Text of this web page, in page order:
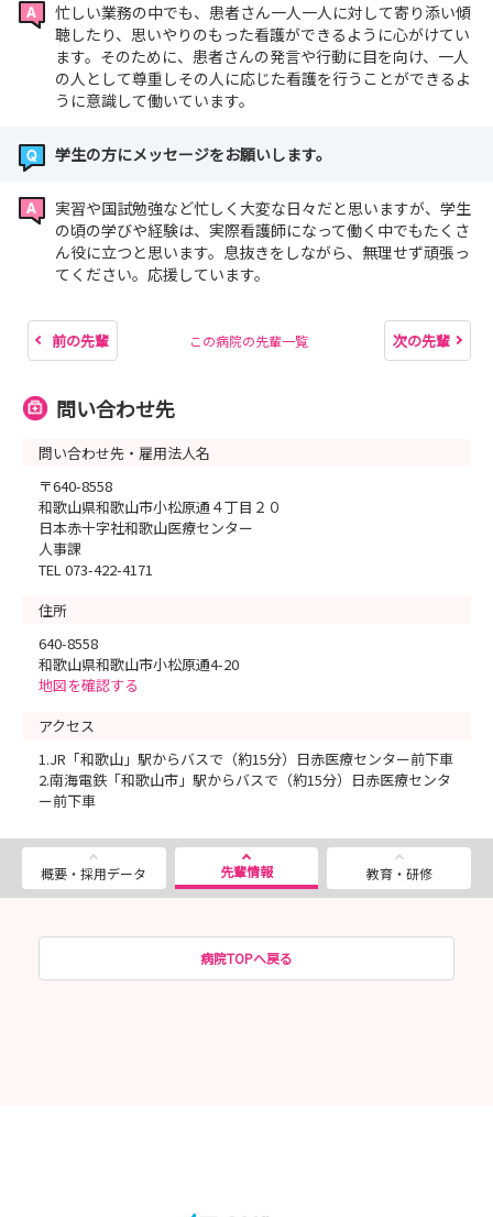
忙しい業務の中でも、患者さん一人一人に対して寄り添い傾
聴したり、思いやりのもった看護ができるように心がけてい
ます。そのために、患者さんの発言や行動に目を向け、一人
の人として尊重しその人に応じた看護を行うことができるよ
うに意識して働いています。
学生の方にメッセージをお願いします。
実習や国試勉強など忙しく大変な日々だと思いますが、学生
の頃の学びや経験は、実際看護師になって働く中でもたくさ
ん役に立つと思います。息抜きをしながら、無理せず頑張っ
てください。応援しています。
前の先輩 この病院の先輩一覧 次の先輩
問い合わせ先
問い合わせ先・雇用法人名
〒640-8558
和歌山県和歌山市小松原通４丁目２０
日本赤十字社和歌山医療センター
人事課
TEL 073-422-4171
住所
640-8558
和歌山県和歌山市小松原通4-20
地図を確認する
アクセス
1.JR「和歌山」駅からバスで（約15分）日赤医療センター前下車
2.南海電鉄「和歌山市」駅からバスで（約15分）日赤医療センタ
ー前下車
概要・採用データ 先輩情報 教育・研修
病院TOPへ戻る